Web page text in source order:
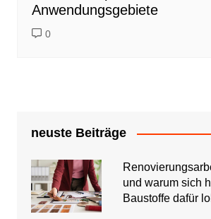
Anwendungsgebiete
0
neuste Beiträge
und warum sich
Baustoffe dafür